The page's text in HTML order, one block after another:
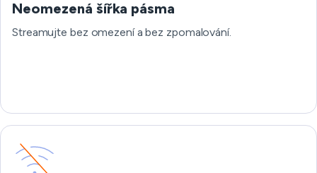
Neomezená šířka pásma
Streamujte bez omezení a bez zpomalování.